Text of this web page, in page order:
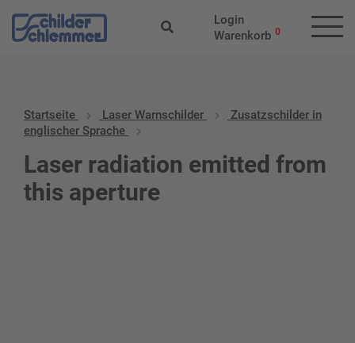
Login
Warenkorb 0
Startseite Laser Warnschilder
Zusatzschilder in
englischer Sprache
Laser radiation emitted from
this aperture